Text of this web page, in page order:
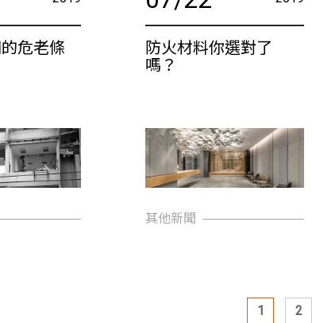
危老條
防火材料你選對了
嗎？
其他新聞
1 2